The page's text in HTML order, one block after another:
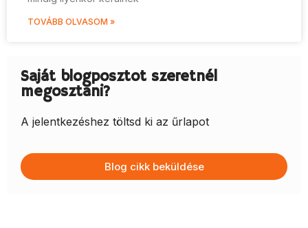
TOVÁBB OLVASOM »
Saját blogposztot szeretnél
megosztani?
A jelentkezéshez töltsd ki az űrlapot
Blog cikk beküldése